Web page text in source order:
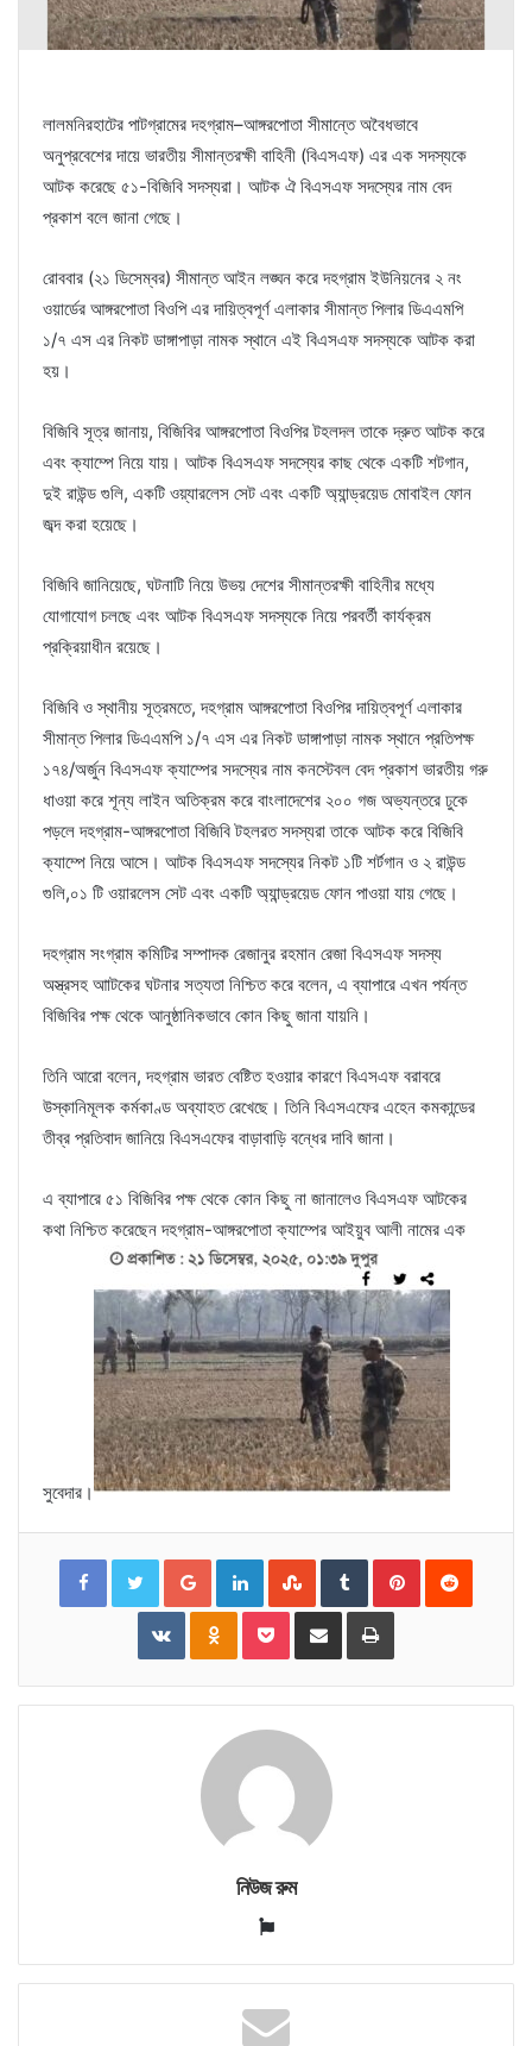
লালমনিরহাটের পাটগ্রামের দহগ্রাম–আঙ্গরপোতা সীমান্তে অবৈধভাবে
অনুপ্রবেশের দায়ে ভারতীয় সীমান্তরক্ষী বাহিনী (বিএসএফ) এর এক সদস্যকে
আটক করেছে ৫১-বিজিবি সদস্যরা। আটক ঐ বিএসএফ সদস্যের নাম বেদ
প্রকাশ বলে জানা গেছে।
রোববার (২১ ডিসেম্বর) সীমান্ত আইন লঙ্ঘন করে দহগ্রাম ইউনিয়নের ২ নং
ওয়ার্ডের আঙ্গরপোতা বিওপি এর দায়িত্বপূর্ণ এলাকার সীমান্ত পিলার ডিএএমপি
১/৭ এস এর নিকট ডাঙ্গাপাড়া নামক স্থানে এই বিএসএফ সদস্যকে আটক করা
হয়।
বিজিবি সূত্র জানায়, বিজিবির আঙ্গরপোতা বিওপির টহলদল তাকে দ্রুত আটক করে
এবং ক্যাম্পে নিয়ে যায়। আটক বিএসএফ সদস্যের কাছ থেকে একটি শটগান,
দুই রাউন্ড গুলি, একটি ওয়্যারলেস সেট এবং একটি অ্যান্ড্রয়েড মোবাইল ফোন
জব্দ করা হয়েছে।
বিজিবি জানিয়েছে, ঘটনাটি নিয়ে উভয় দেশের সীমান্তরক্ষী বাহিনীর মধ্যে
যোগাযোগ চলছে এবং আটক বিএসএফ সদস্যকে নিয়ে পরবর্তী কার্যক্রম
প্রক্রিয়াধীন রয়েছে।
বিজিবি ও স্থানীয় সূত্রমতে, দহগ্রাম আঙ্গরপোতা বিওপির দায়িত্বপূর্ণ এলাকার
সীমান্ত পিলার ডিএএমপি ১/৭ এস এর নিকট ডাঙ্গাপাড়া নামক স্থানে প্রতিপক্ষ
১৭৪/অর্জুন বিএসএফ ক্যাম্পের সদস্যের নাম কনস্টেবল বেদ প্রকাশ ভারতীয় গরু
ধাওয়া করে শূন্য লাইন অতিক্রম করে বাংলাদেশের ২০০ গজ অভ্যন্তরে ঢুকে
পড়লে দহগ্রাম-আঙ্গরপোতা বিজিবি টহলরত সদস্যরা তাকে আটক করে বিজিবি
ক্যাম্পে নিয়ে আসে। আটক বিএসএফ সদস্যের নিকট ১টি শর্টগান ও ২ রাউন্ড
গুলি,০১ টি ওয়ারলেস সেট এবং একটি অ্যান্ড্রয়েড ফোন পাওয়া যায় গেছে।
দহগ্রাম সংগ্রাম কমিটির সম্পাদক রেজানুর রহমান রেজা বিএসএফ সদস্য
অস্ত্রসহ আাটকের ঘটনার সত্যতা নিশ্চিত করে বলেন, এ ব্যাপারে এখন পর্যন্ত
বিজিবির পক্ষ থেকে আনুষ্ঠানিকভাবে কোন কিছু জানা যায়নি।
তিনি আরো বলেন, দহগ্রাম ভারত বেষ্টিত হওয়ার কারণে বিএসএফ বরাবরে
উস্কানিমূলক কর্মকাণ্ড অব্যাহত রেখেছে। তিনি বিএসএফের এহেন কমকান্ডের
তীব্র প্রতিবাদ জানিয়ে বিএসএফের বাড়াবাড়ি বন্ধের দাবি জানা।
এ ব্যাপারে ৫১ বিজিবির পক্ষ থেকে কোন কিছু না জানালেও বিএসএফ আটকের
কথা নিশ্চিত করেছেন দহগ্রাম-আঙ্গরপোতা ক্যাম্পের আইয়ুব আলী নামের এক
সুবেদার।
FacebookTwitterGoogle+LinkedInStumbleUpon
TumblrPinterestReddit
VKontakteOdnoklassniki
PocketShare
Email
Print
নিউজ রুম
Website